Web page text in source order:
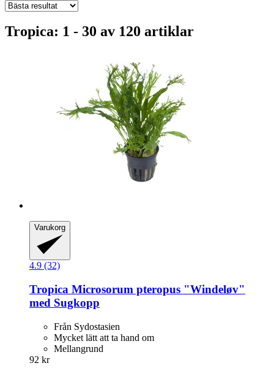
Tropica: 1 - 30 av 120 artiklar
Varukorg
4.9 (32)
Tropica Microsorum pteropus "Windeløv"
med Sugkopp
Från Sydostasien
Mycket lätt att ta hand om
Mellangrund
92 kr